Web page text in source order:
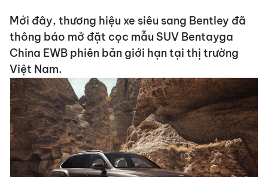
Mới đây, thương hiệu xe siêu sang Bentley đã
thông báo mở đặt cọc mẫu SUV Bentayga
China EWB phiên bản giới hạn tại thị trường
Việt Nam.